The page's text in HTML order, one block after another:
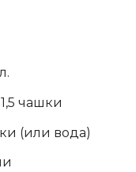
чашки
(или вода)